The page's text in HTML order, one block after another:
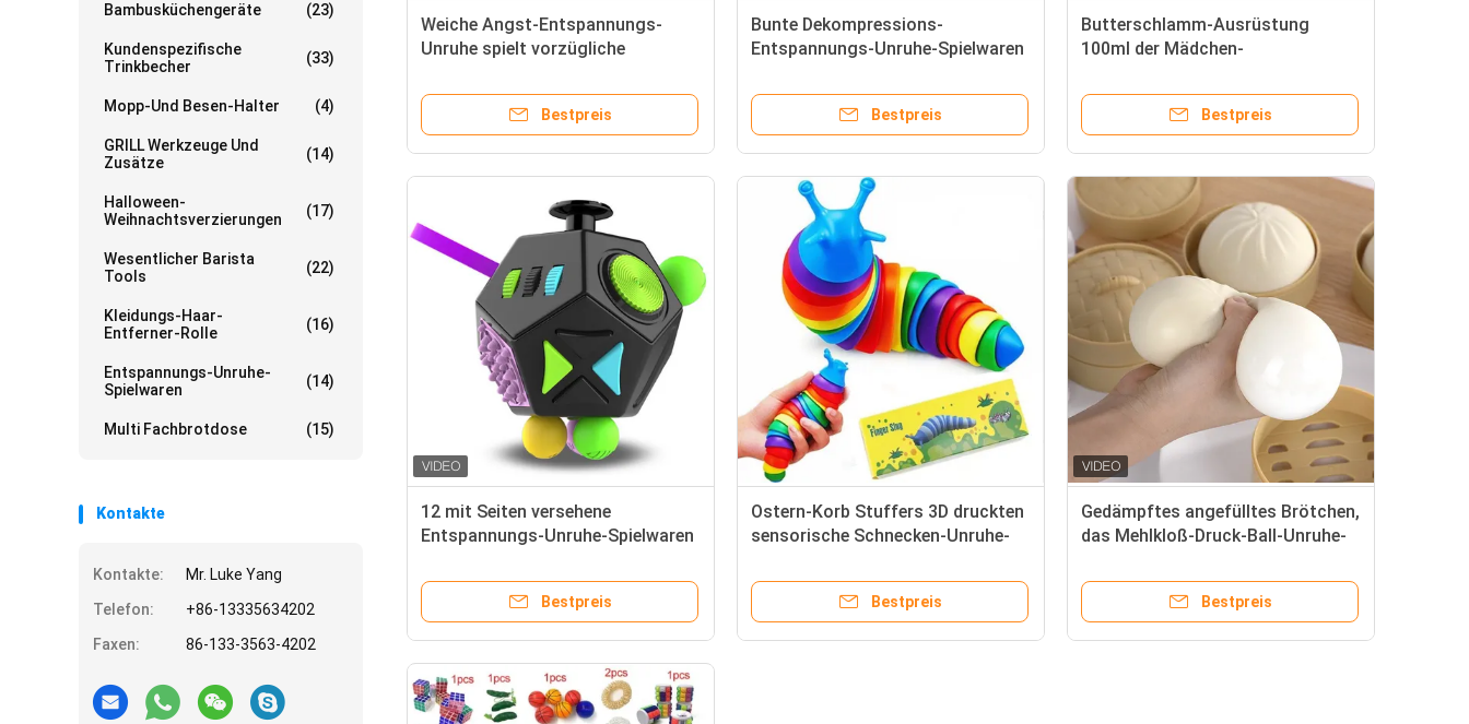
Bambusküchengeräte (23)
Kundenspezifische
Trinkbecher
(33)
Mopp-Und Besen-Halter (4)
GRILL Werkzeuge Und
Zusätze
(14)
Halloween-
Weihnachtsverzierungen
(17)
Wesentlicher Barista
Tools
(22)
Kleidungs-Haar-
Entferner-Rolle
(16)
Entspannungs-Unruhe-
Spielwaren
(14)
Multi Fachbrotdose (15)
Kontakte
Kontakte:
Mr. Luke Yang
Telefon:
+86-13335634202
Faxen:
86-133-3563-4202
Weiche Angst-Entspannungs-
Unruhe spielt vorzügliche
Bestpreis
Bunte Dekompressions-
Entspannungs-Unruhe-Spielwaren
Bestpreis
Butterschlamm-Ausrüstung
100ml der Mädchen-
PVA
Bestpreis
12 mit Seiten versehene
Entspannungs-Unruhe-Spielwaren
Rauminhalt
Bestpreis
Ostern-Korb Stuffers 3D druckten
sensorische Schnecken-Unruhe-
Bestpreis
Gedämpftes angefülltes Brötchen,
das Mehlkloß-Druck-Ball-Unruhe-
Bestpreis